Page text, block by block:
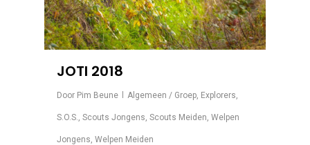
JOTI 2018
Door Pim Beune Algemeen / Groep, Explorers,
S.O.S., Scouts Jongens, Scouts Meiden, Welpen
Jongens, Welpen Meiden